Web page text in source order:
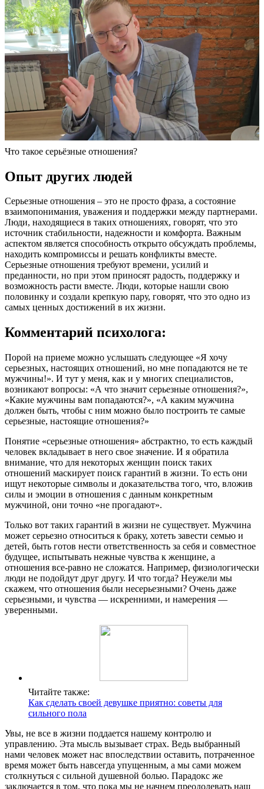
Что такое серьёзные отношения?
Опыт других людей
Серьезные отношения – это не просто фраза, а состояние
взаимопонимания, уважения и поддержки между партнерами.
Люди, находящиеся в таких отношениях, говорят, что это
источник стабильности, надежности и комфорта. Важным
аспектом является способность открыто обсуждать проблемы,
находить компромиссы и решать конфликты вместе.
Серьезные отношения требуют времени, усилий и
преданности, но при этом приносят радость, поддержку и
возможность расти вместе. Люди, которые нашли свою
половинку и создали крепкую пару, говорят, что это одно из
самых ценных достижений в их жизни.
Комментарий психолога:
Порой на приеме можно услышать следующее «Я хочу
серьезных, настоящих отношений, но мне попадаются не те
мужчины!». И тут у меня, как и у многих специалистов,
возникают вопросы: «А что значит серьезные отношения?»,
«Какие мужчины вам попадаются?», «А каким мужчина
должен быть, чтобы с ним можно было построить те самые
серьезные, настоящие отношения?»
Понятие «серьезные отношения» абстрактно, то есть каждый
человек вкладывает в него свое значение. И я обратила
внимание, что для некоторых женщин поиск таких
отношений маскирует поиск гарантий в жизни. То есть они
ищут некоторые символы и доказательства того, что, вложив
силы и эмоции в отношения с данным конкретным
мужчиной, они точно «не прогадают».
Только вот таких гарантий в жизни не существует. Мужчина
может серьезно относиться к браку, хотеть завести семью и
детей, быть готов нести ответственность за себя и совместное
будущее, испытывать нежные чувства к женщине, а
отношения все-равно не сложатся. Например, физиологически
люди не подойдут друг другу. И что тогда? Неужели мы
скажем, что отношения были несерьезными? Очень даже
серьезными, и чувства — искренними, и намерения —
уверенными.
Читайте также:
Как сделать своей девушке приятно: советы для
сильного пола
Увы, не все в жизни поддается нашему контролю и
управлению. Эта мысль вызывает страх. Ведь выбранный
нами человек может нас впоследствии оставить, потраченное
время может быть навсегда упущенным, а мы сами можем
столкнуться с сильной душевной болью. Парадокс же
заключается в том, что пока мы не начнем преодолевать наш